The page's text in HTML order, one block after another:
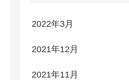
2022年3月
2021年12月
2021年11月